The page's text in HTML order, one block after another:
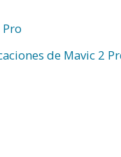
de Mavic 2